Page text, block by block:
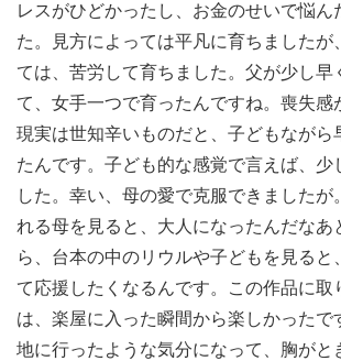
レスがひどかったし、お金のせいで悩ん
た。見方によっては平凡に育ちましたが
ては、苦労して育ちました。父が少し早
て、女手一つで育ったんですね。喪失感
現実は世知辛いものだと、子どもながら
たんです。子ども的な感覚で言えば、少
した。幸い、母の愛で克服できましたが
れる母を見ると、大人になったんだなあ
ら、台本の中のリウルや子どもを見ると
て応援したくなるんです。この作品に取
は、楽屋に入った瞬間から楽しかったで
地に行ったような気分になって、胸がと